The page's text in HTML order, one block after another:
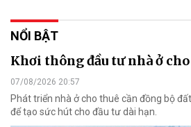
NỔI BẬT
Khơi thông đầu tư nhà ở
07/08/2026 20:57
Phát triển nhà ở cho thuê cần đồng bộ
để tạo sức hút cho đầu tư dài hạn.